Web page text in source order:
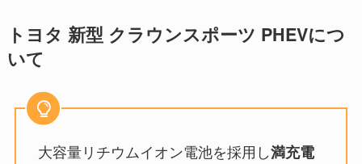
トヨタ 新型 クラウンスポーツ PHEVにつ
いて
大容量リチウムイオン電池を採用し満充電